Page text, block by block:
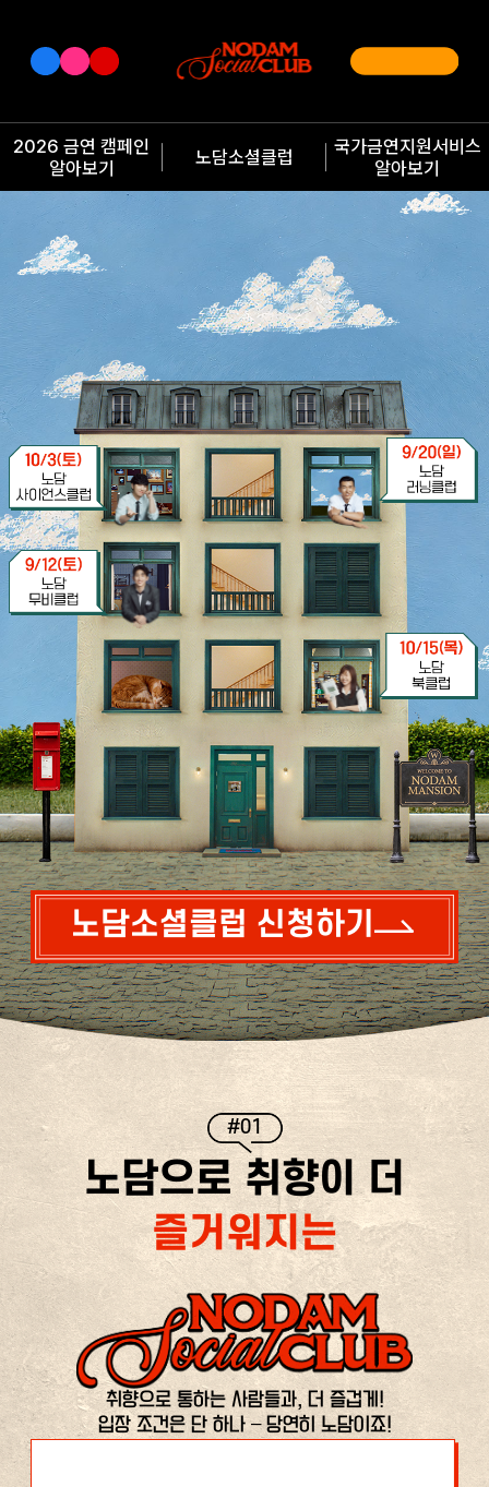
2026 금연 캠페인
알아보기
노담소셜클럽
국가금연지원서비스
알아보기
노담소셜클럽 신청하기
#01
노담으로 취향이 더
즐거워지는
취향으로 통하는 사람들과, 더 즐겁게!
입장 조건은 단 하나 – 당연히 노담이죠!